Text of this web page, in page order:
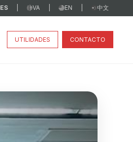
ES VA EN 中文
UTILIDADES CONTACTO